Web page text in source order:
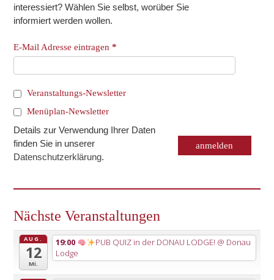
interessiert? Wählen Sie selbst, worüber Sie
informiert werden wollen.
E-Mail Adresse eintragen*
Veranstaltungs-Newsletter
Menüplan-Newsletter
Details zur Verwendung Ihrer Daten
finden Sie in unserer
Datenschutzerklärung.
Nächste Veranstaltungen
AUG.
12
Mi.
19:00 PUB QUIZ in der DONAU LODGE! @ Donau
Lodge